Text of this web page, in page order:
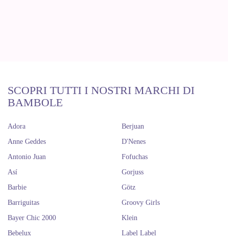
SCOPRI TUTTI I NOSTRI MARCHI DI
BAMBOLE
Adora
Anne Geddes
Antonio Juan
Así
Barbie
Barriguitas
Bayer Chic 2000
Bebelux
Berjuan
D'Nenes
Fofuchas
Gorjuss
Götz
Groovy Girls
Klein
Label Label